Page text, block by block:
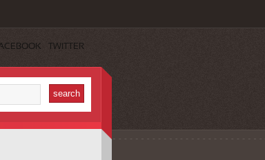
TWITTER